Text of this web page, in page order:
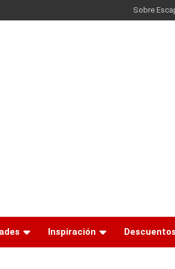
Sobre
Inspiración Descuentos